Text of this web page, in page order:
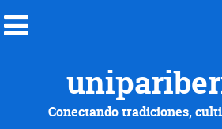
Conectando tradiciones,